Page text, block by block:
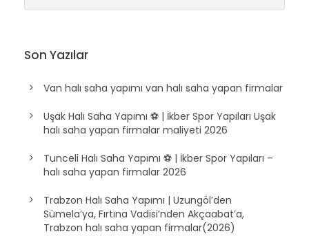
Son Yazılar
Van halı saha yapımı van halı saha yapan firmalar
Uşak Halı Saha Yapımı ⚽ | İkber Spor Yapıları Uşak
halı saha yapan firmalar maliyeti 2026
Tunceli Halı Saha Yapımı ⚽ | İkber Spor Yapıları –
halı saha yapan firmalar 2026
Trabzon Halı Saha Yapımı | Uzungöl’den
Sümela’ya, Fırtına Vadisi’nden Akçaabat’a,
Trabzon halı saha yapan firmalar(2026)